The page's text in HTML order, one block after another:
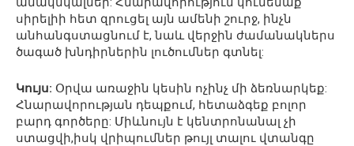
սիրելիի հետ զրուցել այն ամենի շուրջ, ինչն
անհանգստացնում է, նաև վերջին ժամանակներս
ծագած խնդիրներին լուծումներ գտնել:
Կույս: Օրվա առաջին կեսին ոչինչ մի ձեռնարկեք:
Հնարավորության դեպքում, հետաձգեք բոլոր
բարդ գործերը: Միևնույն է կենտրոնանալ չի
ստացվի,իսկ վրիպումներ թույլ տալու վտանգը